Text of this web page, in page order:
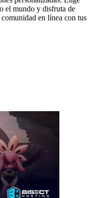
el mundo y disfruta de
en línea con tus